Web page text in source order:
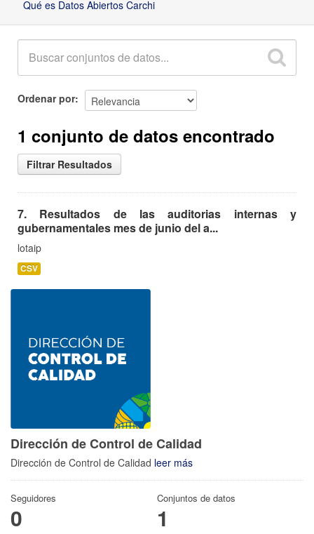
Qué es Datos Abiertos Carchi
Ordenar por
1 conjunto de datos encontrado
Filtrar Resultados
7. Resultados de las auditorias internas y
gubernamentales mes de junio del a...
lotaip
CSV
Dirección de Control de Calidad
Dirección de Control de Calidad leer más
Seguidores
0
Conjuntos de datos
1